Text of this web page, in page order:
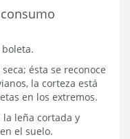
ésta se reconoce
la corteza está
en los extremos.
leña cortada y
el suelo.